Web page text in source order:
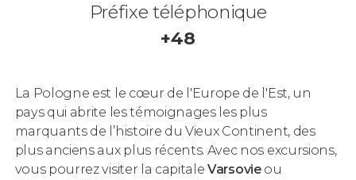
Préfixe téléphonique
+48
La Pologne est le cœur de l'Europe de l'Est, un
pays qui abrite les témoignages les plus
marquants de l’histoire du Vieux Continent, des
plus anciens aux plus récents. Avec nos excursions,
vous pourrez visiter la capitaleVarsovie ou